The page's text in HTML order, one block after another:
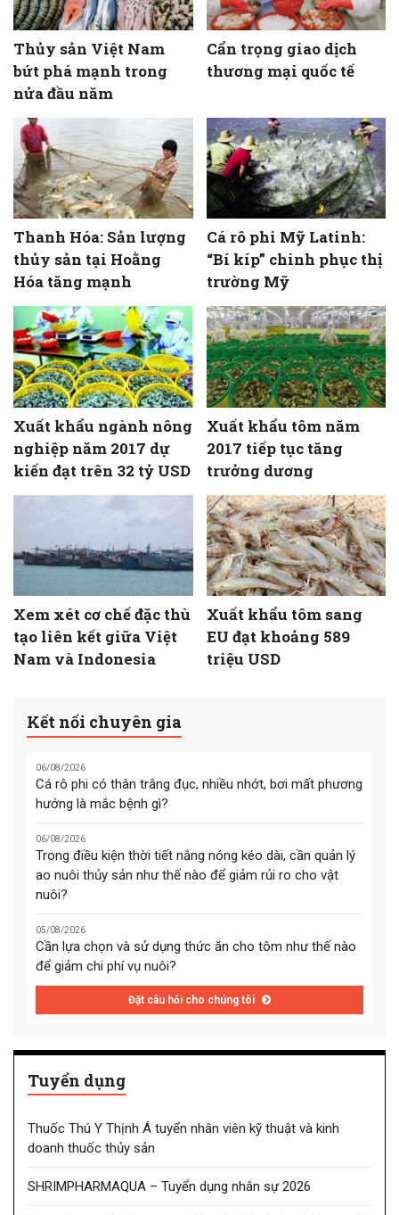
Thủy sản Việt Nam
bứt phá mạnh trong
nửa đầu năm
Cẩn trọng giao dịch
thương mại quốc tế
Thanh Hóa: Sản lượng
thủy sản tại Hoằng
Hóa tăng mạnh
Cá rô phi Mỹ Latinh:
“Bí kíp” chinh phục thị
trường Mỹ
Xuất khẩu ngành nông
nghiệp năm 2017 dự
kiến đạt trên 32 tỷ USD
Xuất khẩu tôm năm
2017 tiếp tục tăng
trưởng dương
Xem xét cơ chế đặc thù
tạo liên kết giữa Việt
Nam và Indonesia
Xuất khẩu tôm sang
EU đạt khoảng 589
triệu USD
Kết nối chuyên gia
06/08/2026
Cá rô phi có thân trắng đục, nhiều nhớt, bơi mất phương
hướng là mắc bệnh gì?
06/08/2026
Trong điều kiện thời tiết nắng nóng kéo dài, cần quản lý
ao nuôi thủy sản như thế nào để giảm rủi ro cho vật
nuôi?
05/08/2026
Cần lựa chọn và sử dụng thức ăn cho tôm như thế nào
để giảm chi phí vụ nuôi?
Đặt câu hỏi cho chúng tôi
Tuyển dụng
Thuốc Thú Y Thịnh Á tuyển nhân viên kỹ thuật và kinh
doanh thuốc thủy sản
SHRIMPHARMAQUA – Tuyển dụng nhân sự 2026